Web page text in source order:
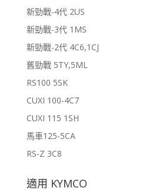
新勁戰-4代 2US
新勁戰-3代 1MS
新勁戰-2代 4C6,1CJ
舊勁戰 5TY,5ML
RS100 5SK
CUXI 100-4C7
CUXI 115 1SH
馬車125-5CA
RS-Z 3C8
適用 KYMCO